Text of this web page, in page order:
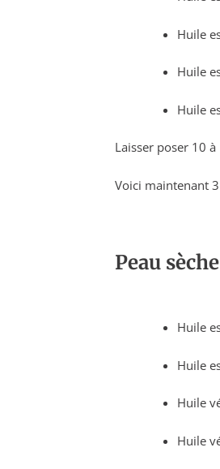
Huile
Huile
Huile
Laisser poser 10
Voici maintenant
Peau sèche
Huile
Huile
Huile
Huile